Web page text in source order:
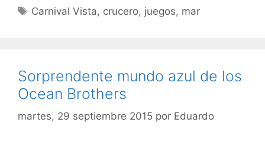
Etiquetas
Carnival Vista, crucero, juegos, mar
Sorprendente mundo azul de los
Ocean Brothers
martes, 29 septiembre 2015 por Eduardo